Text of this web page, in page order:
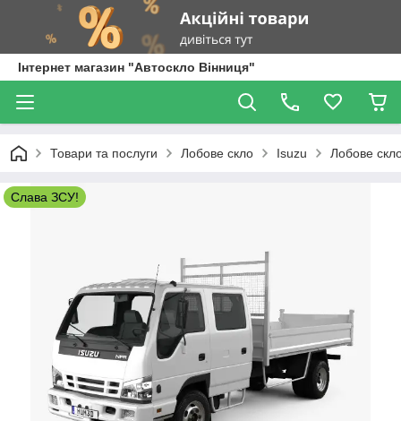
Інтернет магазин "Автоскло Вінниця"
Товари та послуги Лобове скло Isuzu Лобове
Слава ЗСУ!